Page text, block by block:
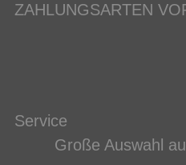
ZAHLUNGSARTEN
Service
Große Auswahl